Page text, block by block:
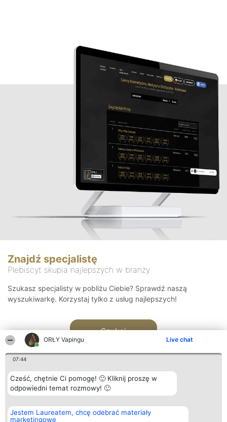
ORŁY Vapingu Live chat
07:44
Cześć, chętnie Ci pomogę! 🙂 Kliknij proszę w
odpowiedni temat rozmowy! 🙂
Jestem Laureatem, chcę odebrać materiały
marketingowe
Znajdź specjalistę
Plebiscyt skupia najlepszych w branży
Szukasz specjalisty w pobliżu Ciebie? Sprawdź naszą
wyszukiwarkę. Korzystaj tylko z usług najlepszych!
Szukaj
Organizator plebiscytu
Bright Side Solutions sp. z o.
o. sp. k.
Plebiscyt
Laureaci
Kontakt
Kontakt